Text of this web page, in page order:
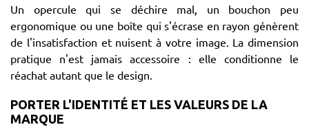
Un opercule qui se déchire mal, un bouchon peu
ergonomique ou une boîte qui s'écrase en rayon génèrent
de l'insatisfaction et nuisent à votre image. La dimension
pratique n'est jamais accessoire : elle conditionne le
réachat autant que le design.
PORTER L'IDENTITÉ ET LES VALEURS DE LA
MARQUE